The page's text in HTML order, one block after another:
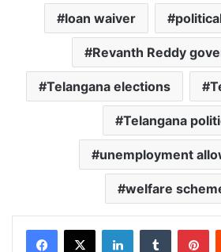
loan waiver
Revanth Reddy
Telangana elections
Telangana
unemployment
welfare
LinkedInTumblr